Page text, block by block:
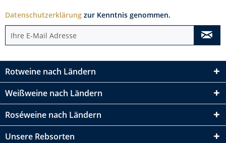
Datenschutzerklärung zur Kenntnis genommen.
Rotweine nach Ländern
Weißweine nach Ländern
Roséweine nach Ländern
Unsere Rebsorten